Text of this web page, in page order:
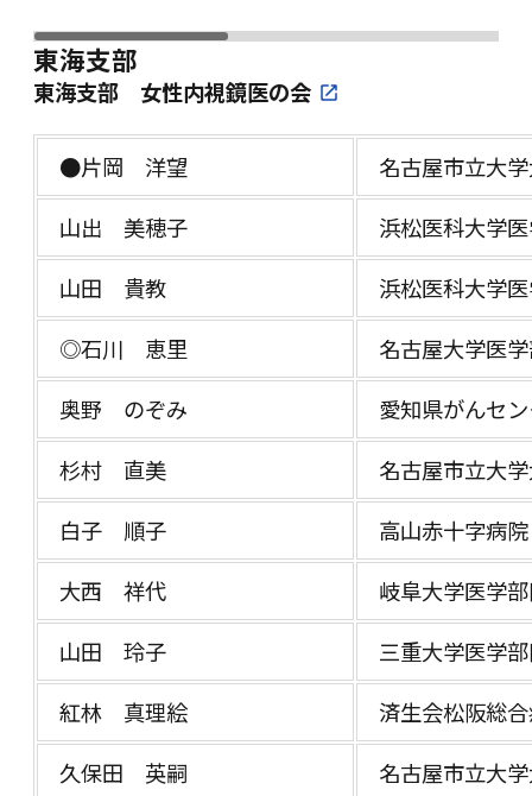
東海支部
東海支部 女性内視鏡医の会
●片岡 洋望
名古屋市立大
山出 美穂子
浜松医科大学
山田 貴教
浜松医科大学
◎石川 恵里
名古屋大学医
奥野 のぞみ
愛知県がんセ
杉村 直美
名古屋市立大
白子 順子
高山赤十字病
大西 祥代
岐阜大学医学
山田 玲子
三重大学医学
紅林 真理絵
済生会松阪総
久保田 英嗣
名古屋市立大